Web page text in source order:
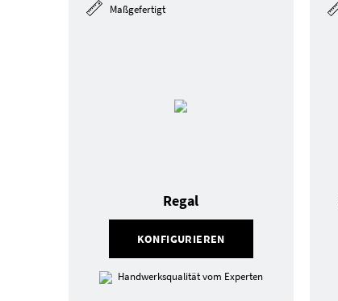
Maßgefertigt
KONFIGURIEREN
Regal
Handwerksqualität vom Experten